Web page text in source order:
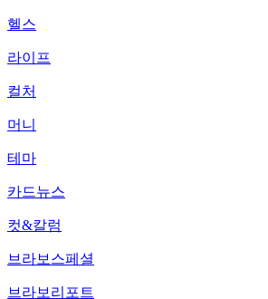
헬스
라이프
컬처
머니
테마
카드뉴스
컷&칼럼
브라보스페셜
브라보리포트